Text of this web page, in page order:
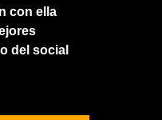
con ella
del social